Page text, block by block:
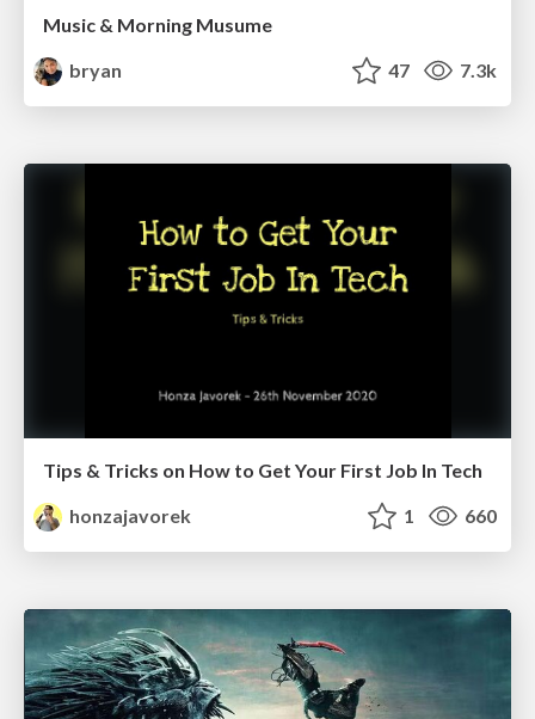
Music & Morning Musume
bryan
47 7.3k
Tips & Tricks on How to Get Your First Job In Tech
honzajavorek
1 660